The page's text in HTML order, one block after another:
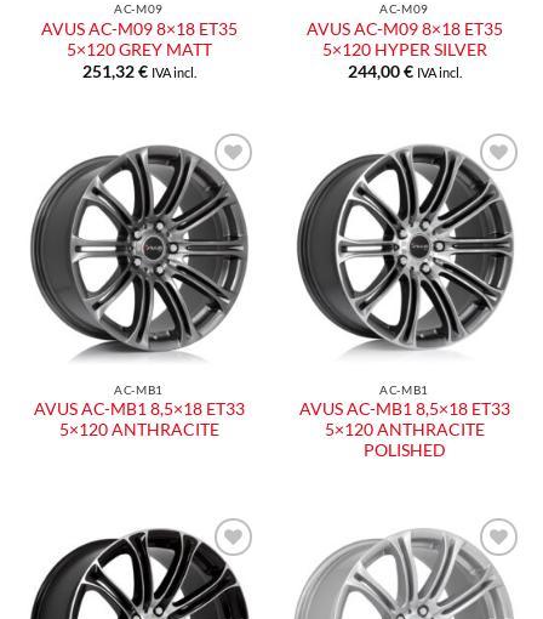
AC-M09
AVUS AC-M09 8×18 ET35
5×120 GREY MATT
251,32€ IVA incl.
AC-M09
AVUS AC-M09 8×18 ET35
5×120 HYPER SILVER
244,00€ IVA incl.
Aggiungi
alla lista
dei
desideri
AC-MB1
AVUS AC-MB1 8,5×18 ET33
5×120 ANTHRACITE
Aggiungi
alla lista
dei
desideri
AC-MB1
AVUS AC-MB1 8,5×18 ET33
5×120 ANTHRACITE
POLISHED
Aggiungi
alla lista
dei
Aggiungi
alla lista
dei